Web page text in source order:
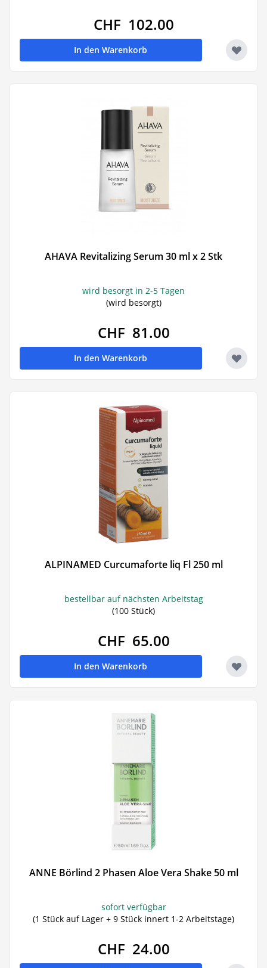
CHF 102.00
In den Warenkorb
AHAVA Revitalizing Serum 30 ml x 2 Stk
wird besorgt in 2-5 Tagen
(wird besorgt)
CHF 81.00
In den Warenkorb
ALPINAMED Curcumaforte liq Fl 250 ml
bestellbar auf nächsten Arbeitstag
(100 Stück)
CHF 65.00
In den Warenkorb
ANNE Börlind 2 Phasen Aloe Vera Shake 50 ml
sofort verfügbar
(1 Stück auf Lager + 9 Stück innert 1-2 Arbeitstage)
CHF 24.00